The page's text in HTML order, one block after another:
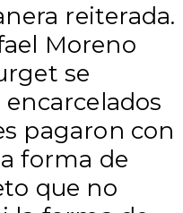
reiterada.
Moreno
se
pagaron con
forma de
que no